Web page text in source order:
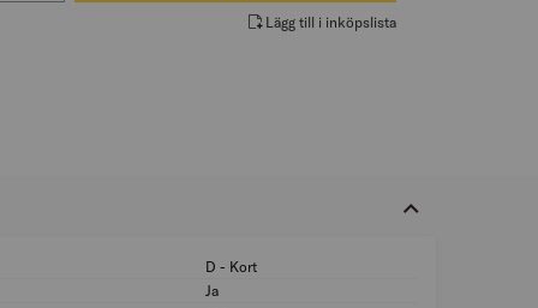
Lägg till i inköpslista
D - Kort
Ja